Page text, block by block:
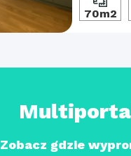
70m2
Zobacz gdzie